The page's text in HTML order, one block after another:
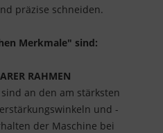
präzise schneiden.
Merkmale" sind:
RAHMEN
an den am stärksten
und -
der Maschine bei